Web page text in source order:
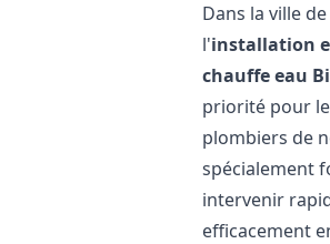
Dans la ville de
l'installation
chauffe eau
priorité pour
plombiers de
spécialement
intervenir
efficacement